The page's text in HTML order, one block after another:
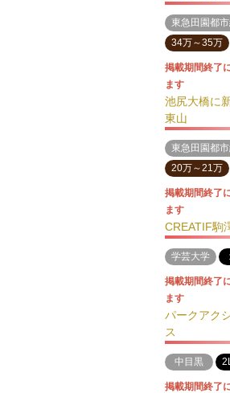
東急田園都
34万～35万
掲載期間終了
ます
池尻大橋に
東山
東急田園都
20万～21万
掲載期間終了
ます
CREATIF駒
学芸大学
掲載期間終了
ます
パークアク
ス
中目黒
掲載期間終了